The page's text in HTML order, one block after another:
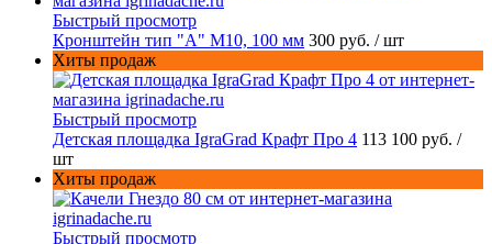
Быстрый просмотр
Кронштейн тип "A" M10, 100 мм 300 руб. / шт
Хиты продаж
Быстрый просмотр
Детская площадка IgraGrad Крафт Про 4 113 100 руб. /
шт
Хиты продаж
Быстрый просмотр